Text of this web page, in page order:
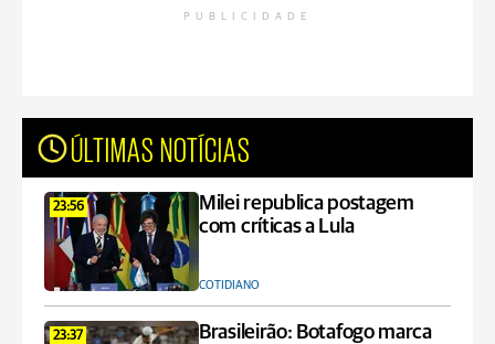
PUBLICIDADE
ÚLTIMAS NOTÍCIAS
23:56
Milei republica postagem
com críticas a Lula
COTIDIANO
23:37
Brasileirão: Botafogo marca